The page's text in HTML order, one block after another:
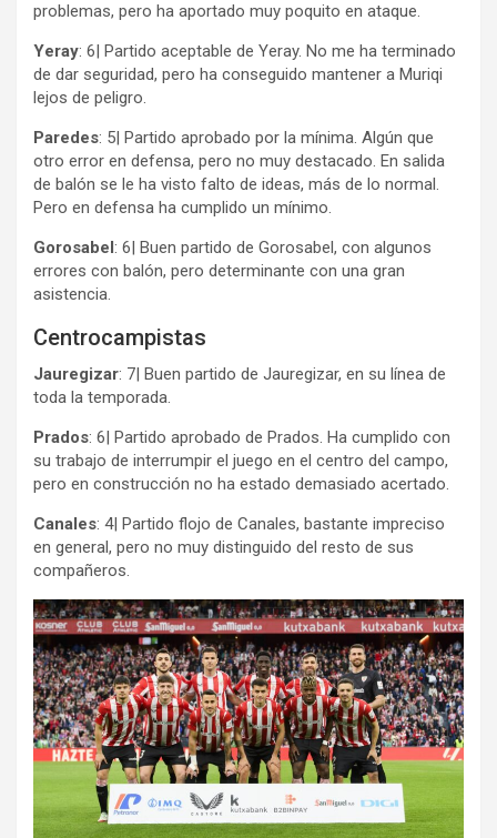
problemas, pero ha aportado muy poquito en ataque.
Yeray: 6| Partido aceptable de Yeray. No me ha terminado
de dar seguridad, pero ha conseguido mantener a Muriqi
lejos de peligro.
Paredes: 5| Partido aprobado por la mínima. Algún que
otro error en defensa, pero no muy destacado. En salida
de balón se le ha visto falto de ideas, más de lo normal.
Pero en defensa ha cumplido un mínimo.
Gorosabel : 6| Buen partido de Gorosabel, con algunos
errores con balón, pero determinante con una gran
asistencia.
Centrocampistas
Jauregizar: 7| Buen partido de Jauregizar, en su línea de
toda la temporada.
Prados: 6| Partido aprobado de Prados. Ha cumplido con
su trabajo de interrumpir el juego en el centro del campo,
pero en construcción no ha estado demasiado acertado.
Canales: 4| Partido flojo de Canales, bastante impreciso
en general, pero no muy distinguido del resto de sus
compañeros.